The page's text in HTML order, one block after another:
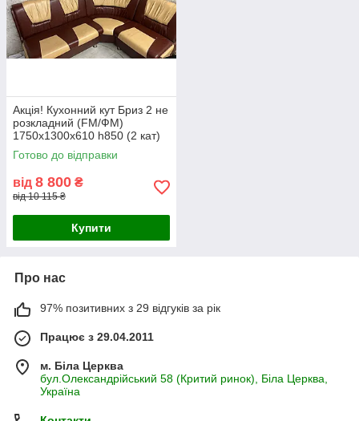
Акція! Кухонний кут Бриз 2 не
розкладний (FM/ФМ)
1750х1300х610 h850 (2 кат)
Готово до відправки
від 8 800 ₴
від 10 115 ₴
Купити
Про нас
97% позитивних з 29 відгуків за рік
Працює з 29.04.2011
м. Біла Церква
бул.Олександрійський 58 (Критий ринок), Біла Церква,
Україна